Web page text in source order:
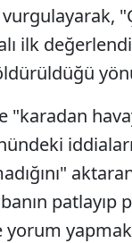
ilk
"karadan
patlayıp